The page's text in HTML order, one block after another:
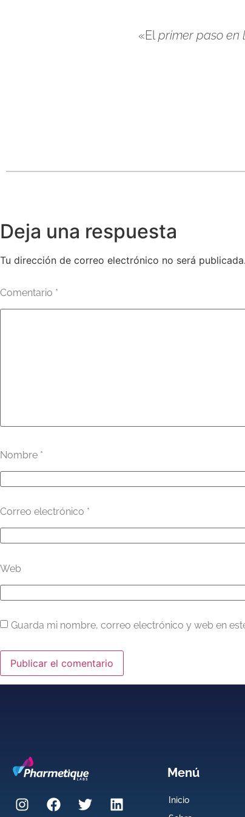
«El primer paso en
Deja una respuesta
Tu dirección de correo electrónico no será publicada.
Comentario *
Nombre *
Correo electrónico *
Web
Guarda mi nombre, correo electrónico y web en
Menú
Inicio